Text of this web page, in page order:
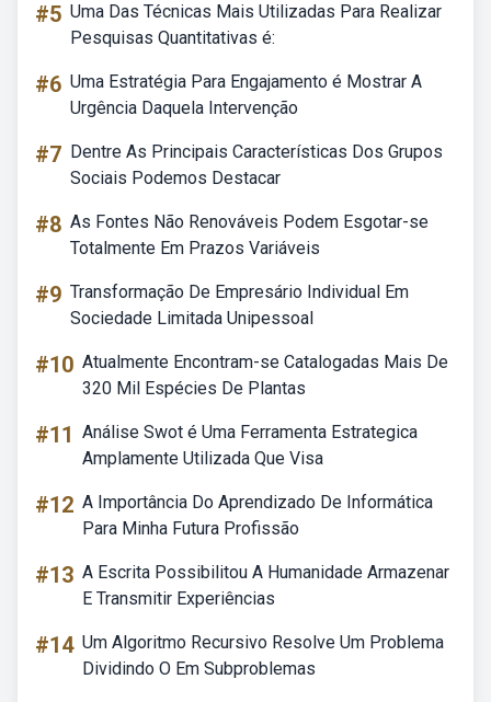
#5 Uma Das Técnicas Mais Utilizadas Para Realizar
Pesquisas Quantitativas é:
#6 Uma Estratégia Para Engajamento é Mostrar A
Urgência Daquela Intervenção
#7 Dentre As Principais Características Dos Grupos
Sociais Podemos Destacar
#8 As Fontes Não Renováveis Podem Esgotar-se
Totalmente Em Prazos Variáveis
#9 Transformação De Empresário Individual Em
Sociedade Limitada Unipessoal
#10 Atualmente Encontram-se Catalogadas Mais De
320 Mil Espécies De Plantas
#11 Análise Swot é Uma Ferramenta Estrategica
Amplamente Utilizada Que Visa
#12 A Importância Do Aprendizado De Informática
Para Minha Futura Profissão
#13 A Escrita Possibilitou A Humanidade Armazenar
E Transmitir Experiências
#14 Um Algoritmo Recursivo Resolve Um Problema
Dividindo O Em Subproblemas